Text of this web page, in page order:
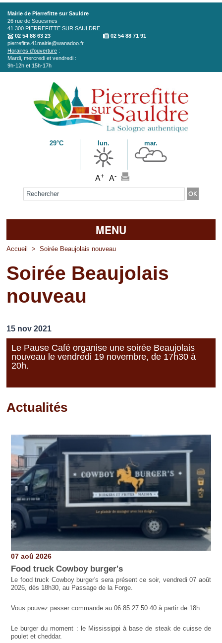
Aller au contenu principal
Mairie de Pierrefitte sur Sauldre
26 rue de Souesmes
41 300 PIERREFITTE SUR SAULDRE
02 54 88 63 23
02 54 88 71 91
pierrefitte.41mairie@wanadoo.fr
Horaires d'ouverture :
Mardi, mercredi et vendredi :
9h-12h et 15h-17h
29°C lun. mar.
A+ A-
Formulaire de recherche
MENU
Accueil
La mairie
Découvrir Pierrefitte
Vos professionnels
Loisirs
Accueil > Soirée Beaujolais nouveau
Soirée Beaujolais
nouveau
15 nov 2021
Le Pause Café organise une soirée Beaujolais
nouveau le vendredi 19 novembre, de 17h30 à
20h.
Actualités
07 aoû 2026
Food truck Cowboy burger's
Le food truck Cowboy burger's sera présent ce soir, vendredi 07 août
2026, dès 18h30, au Passage de la Forge.
Vous pouvez passer commande au 06 85 27 50 40 à partir de 18h.
Le burger du moment : le Mississippi à base de steak de cuisse de
poulet et cheddar.
Pages